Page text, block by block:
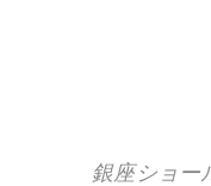
銀座ショー